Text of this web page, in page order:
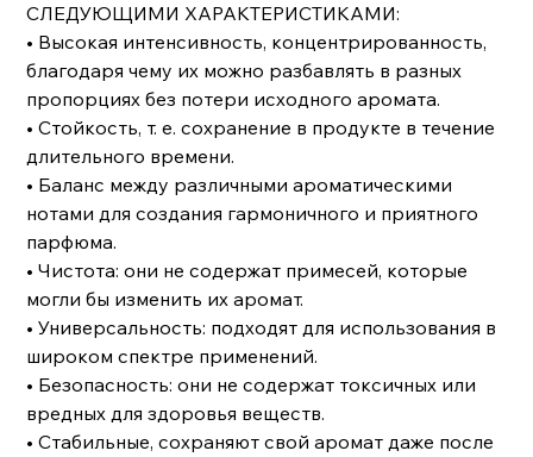
СЛЕДУЮЩИМИ ХАРАКТЕРИСТИКАМИ:
• Высокая интенсивность, концентрированность,
благодаря чему их можно разбавлять в разных
пропорциях без потери исходного аромата.
• Стойкость, т. е. сохранение в продукте в течение
длительного времени.
• Баланс между различными ароматическими
нотами для создания гармоничного и приятного
парфюма.
• Чистота: они не содержат примесей, которые
могли бы изменить их аромат.
• Универсальность: подходят для использования в
широком спектре применений.
• Безопасность: они не содержат токсичных или
вредных для здоровья веществ.
• Стабильные, сохраняют свой аромат даже после